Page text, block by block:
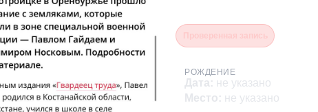
РОЖДЕНИЕ
Дата: не указано
Место: не указано